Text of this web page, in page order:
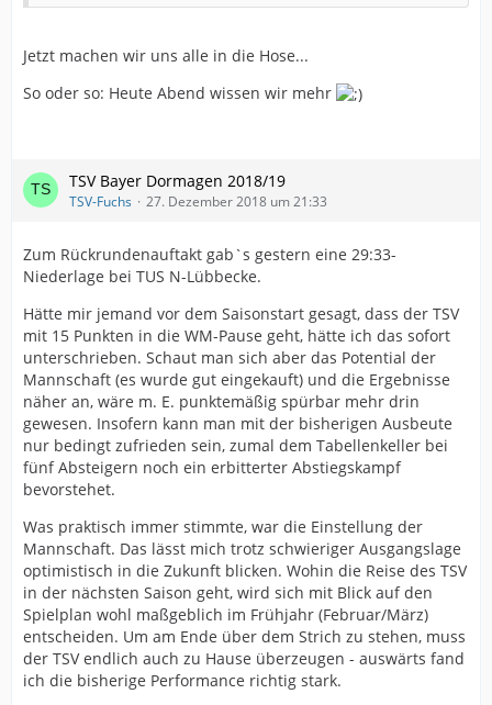
Jetzt machen wir uns alle in die Hose...
So oder so: Heute Abend wissen wir mehr
TSV Bayer Dormagen 2018/19
TSV-Fuchs 27. Dezember 2018 um 21:33
Zum Rückrundenauftakt gab`s gestern eine 29:33-
Niederlage bei TUS N-Lübbecke.
Hätte mir jemand vor dem Saisonstart gesagt, dass der TSV
mit 15 Punkten in die WM-Pause geht, hätte ich das sofort
unterschrieben. Schaut man sich aber das Potential der
Mannschaft (es wurde gut eingekauft) und die Ergebnisse
näher an, wäre m. E. punktemäßig spürbar mehr drin
gewesen. Insofern kann man mit der bisherigen Ausbeute
nur bedingt zufrieden sein, zumal dem Tabellenkeller bei
fünf Absteigern noch ein erbitterter Abstiegskampf
bevorstehet.
Was praktisch immer stimmte, war die Einstellung der
Mannschaft. Das lässt mich trotz schwieriger Ausgangslage
optimistisch in die Zukunft blicken. Wohin die Reise des TSV
in der nächsten Saison geht, wird sich mit Blick auf den
Spielplan wohl maßgeblich im Frühjahr (Februar/März)
entscheiden. Um am Ende über dem Strich zu stehen, muss
der TSV endlich auch zu Hause überzeugen - auswärts fand
ich die bisherige Performance richtig stark.